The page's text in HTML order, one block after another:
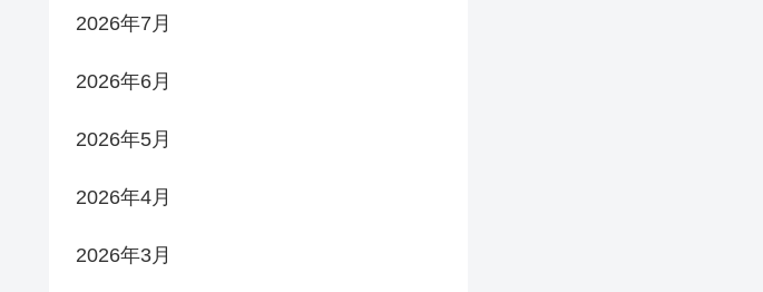
2026年7月
2026年6月
2026年5月
2026年4月
2026年3月